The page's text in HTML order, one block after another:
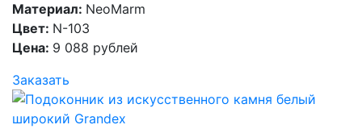
Материал: NeoMarm
Цвет: N-103
Цена: 9 088 рублей
Заказать